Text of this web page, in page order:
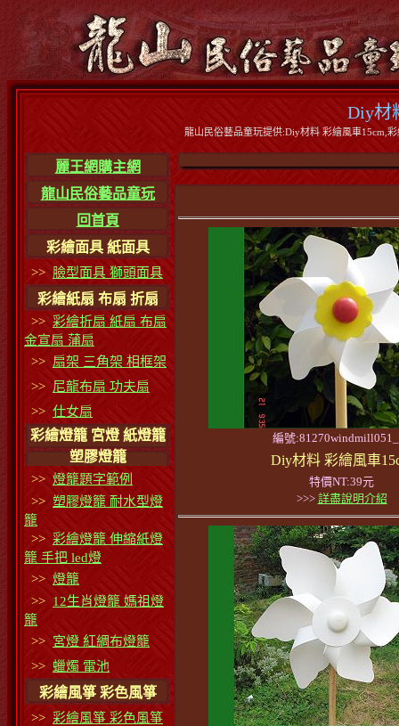
Diy材
龍山民俗藝品童玩提供:Diy材料 彩繪風車15cm,
麗王網購主網
龍山民俗藝品童玩
回首頁
彩繪面具 紙面具
>> 臉型面具 獅頭面具
彩繪紙扇 布扇 折扇
>> 彩繪折扇 紙扇 布扇
金宣扇 蒲扇
>> 扇架 三角架 相框架
>> 尼龍布扇 功夫扇
>> 仕女扇
彩繪燈籠 宮燈 紙燈籠
塑膠燈籠
>> 燈籠題字範例
>> 塑膠燈籠 耐水型燈
籠
>> 彩繪燈籠 伸縮紙燈
籠 手把 led燈
>> 燈籠
>> 12生肖燈籠 媽祖燈
籠
>> 宮燈 紅綢布燈籠
>> 蠟燭 電池
彩繪風箏 彩色風箏
>> 彩繪風箏 彩色風箏
編號
Diy材料 彩繪風車
特價NT:39元
>>> 詳盡說明介紹